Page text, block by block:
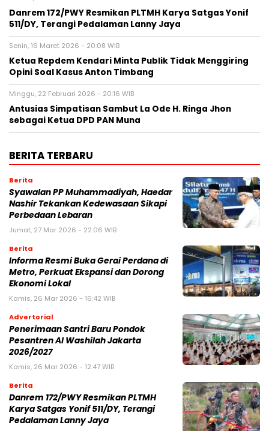
Danrem 172/PWY Resmikan PLTMH Karya Satgas Yonif
511/DY, Terangi Pedalaman Lanny Jaya
Senin, 16 Maret 2026 - 20:08 WIB
Ketua Repdem Kendari Minta Publik Tidak Menggiring
Opini Soal Kasus Anton Timbang
Minggu, 22 Februari 2026 - 20:16 WIB
Antusias Simpatisan Sambut La Ode H. Ringa Jhon
sebagai Ketua DPD PAN Muna
BERITA TERBARU
Berita
Syawalan PP Muhammadiyah, Haedar
Nashir Tekankan Kedewasaan Sikapi
Perbedaan Lebaran
Jumat, 27 Mar 2026 - 22:06 WIB
Berita
Informa Resmi Buka Gerai Perdana di
Metro, Perkuat Ekspansi dan Dorong
Ekonomi Lokal
Kamis, 26 Mar 2026 - 16:42 WIB
Advertorial
Penerimaan Santri Baru Pondok
Pesantren Al Washilah Jakarta
2026/2027
Kamis, 26 Mar 2026 - 12:47 WIB
Berita
Danrem 172/PWY Resmikan PLTMH
Karya Satgas Yonif 511/DY, Terangi
Pedalaman Lanny Jaya